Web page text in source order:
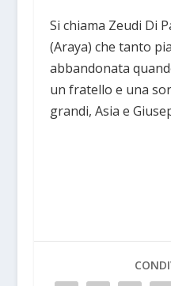
Si chiama Zeudi Di
(Araya) che tanto
abbandonata
un fratello e una
grandi, Asia e